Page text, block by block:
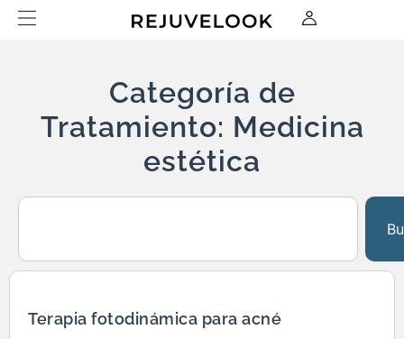
Categoría de
Tratamiento: Medicina
estética
Terapia fotodinámica para acné